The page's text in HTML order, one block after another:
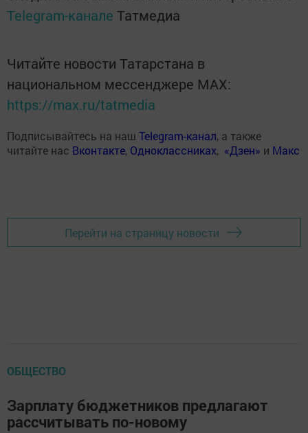
Telegram-канале Татмедиа
Читайте новости Татарстана в
национальном мессенджере MАХ:
https://max.ru/tatmedia
Подписывайтесь на наш Telegram-канал, а также
читайте нас Вконтакте, Одноклассниках, «Дзен» и Макс
Перейти на страницу новости
ОБЩЕСТВО
Зарплату бюджетников предлагают
рассчитывать по-новому